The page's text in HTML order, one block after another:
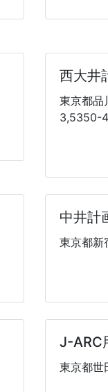
西大井
東京都
3,5350-4
中井計
東京都新
J-ARC
東京都